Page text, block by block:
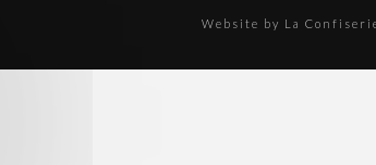
Website by La